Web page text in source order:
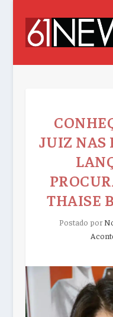
JUIZ NAS
THAISE
Postado por